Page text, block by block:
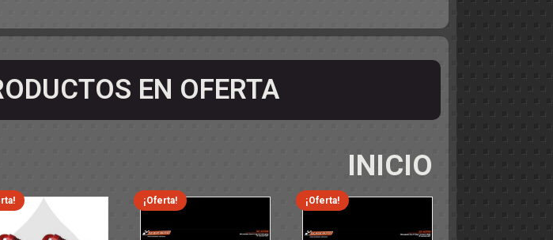
EN OFERTA
INICIO
¡Oferta! ¡Oferta!